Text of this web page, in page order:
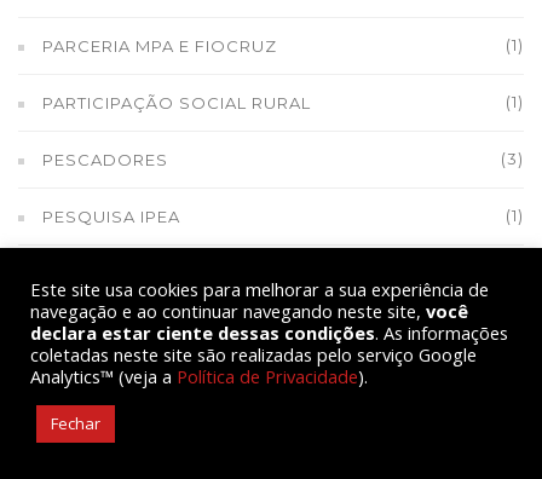
PARCERIA MPA E FIOCRUZ (1)
PARTICIPAÇÃO SOCIAL RURAL (1)
PESCADORES (3)
PESQUISA IPEA (1)
PLANO SAFRA (1)
PLANTAS MEDICINAIS E FITOTERÁPICOS
PLENÁRIA POR MORADIA ATRAI MAIS DE 400 EM
Este site usa cookies para melhorar a sua experiência de
navegação e ao continuar navegando neste site, você
declara estar ciente dessas condições. As informações
coletadas neste site são realizadas pelo serviço Google
Analytics™ (veja a Política de Privacidade).
Fechar